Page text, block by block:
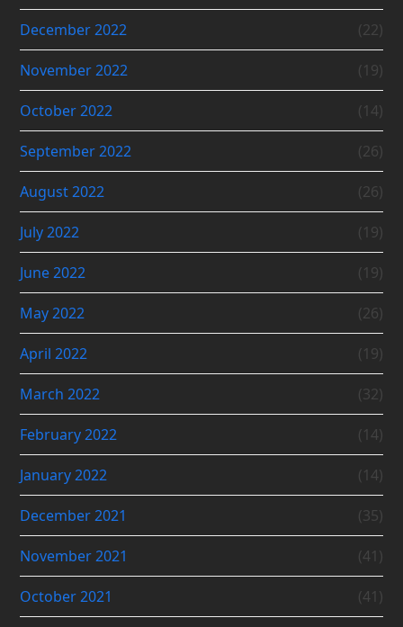
December 2022 (22)
November 2022 (19)
October 2022 (14)
September 2022 (26)
August 2022 (26)
July 2022 (19)
June 2022 (19)
May 2022 (26)
April 2022 (19)
March 2022 (32)
February 2022 (14)
January 2022 (14)
December 2021 (35)
November 2021 (41)
October 2021 (41)